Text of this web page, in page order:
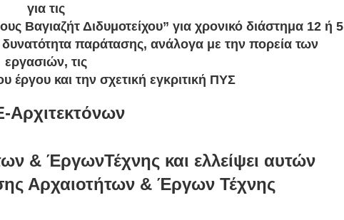
για τις
Βαγιαζήτ Διδυμοτείχου” για χρονικό διάστημα 12 ή 5
παράτασης, ανάλογα με την πορεία των
εργασιών, τις
έργου και την σχετική εγκριτική ΠΥΣ
Αρχιτεκτόνων
& ΈργωνΤέχνης και ελλείψει αυτών
Αρχαιοτήτων & Έργων Τέχνης